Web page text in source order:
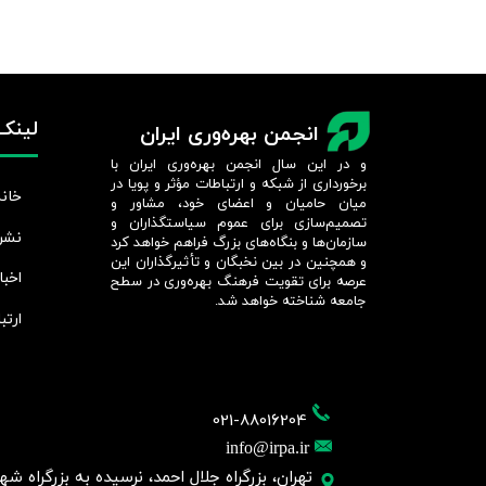
انجمن بهره‌وری ایران
021-88016204
info@irpa.ir
تهران، بزرگراه جلال احمد، نرسیده به بزرگراه شهید
و در این سال انجمن بهره‌وری ایران با
برخورداری از شبکه و ارتباطات مؤثر و پویا در
میان حامیان و اعضای خود، مشاور و
تصمیم‌سازی برای عموم سیاستگذاران و
سازمان‌ها و بنگاه‌های بزرگ فراهم خواهد کرد
و همچنین در بین نخبگان و تأثیرگذاران این
عرصه برای تقویت فرهنگ بهره‌وری در سطح
جامعه شناخته خواهد شد.​​​​​​​